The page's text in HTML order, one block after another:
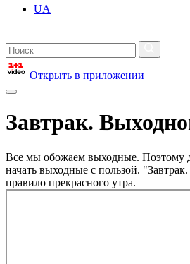
UA
Открыть в приложении
Завтрак.
Все мы обожаем выходные. Поэтому
начать выходные с пользой.
правило прекрасного утра.